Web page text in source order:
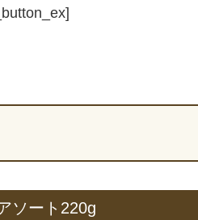
ソート220g